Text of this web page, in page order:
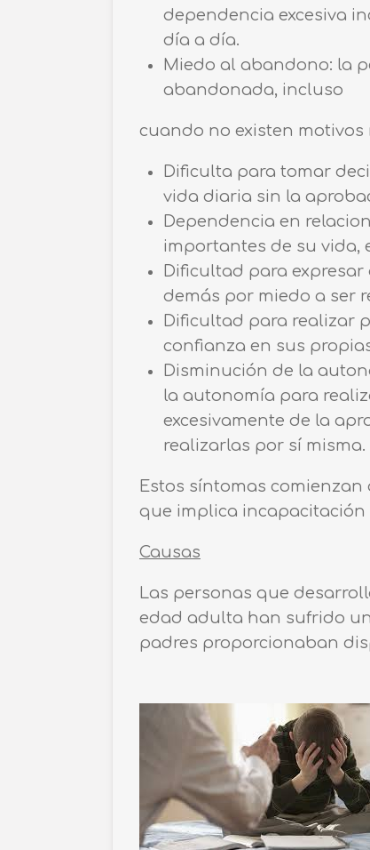
dependencia excesiva
día a día.
Miedo al abandono: la
abandonada, incluso
cuando no existen
Dificulta para tomar
vida diaria sin la
Dependencia en
importantes de su vida,
Dificultad para
demás por miedo a ser
Dificultad para realizar
confianza en sus
Disminución de la
la autonomía para
excesivamente de la
realizarlas por sí misma.
Estos síntomas
que implica
Causas
Las personas que
edad adulta han sufrido
padres proporcionaban